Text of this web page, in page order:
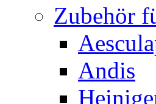
Zubehör
Andis